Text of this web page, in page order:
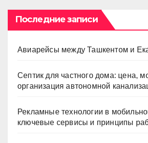
Последние записи
Авиарейсы между Ташкентом и
Септик для частного дома: цена,
организация автономной
Рекламные технологии в
ключевые сервисы и принципы